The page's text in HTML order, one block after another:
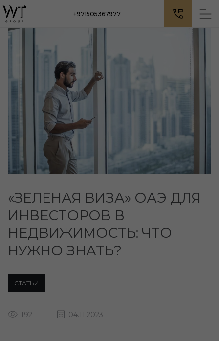
+971505367977
«ЗЕЛЕНАЯ ВИЗА» ОАЭ ДЛЯ
ИНВЕСТОРОВ В
НЕДВИЖИМОСТЬ: ЧТО
НУЖНО ЗНАТЬ?
СТАТЬИ
192 04.11.2023